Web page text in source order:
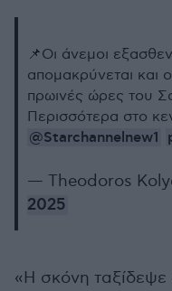
📌Οι άνεμοι
απoμακρύνεται και
πρωινές ώρες του
Περισσότερα στο
@Starchannelnew1
— Theodoros
2025
«Η σκόνη